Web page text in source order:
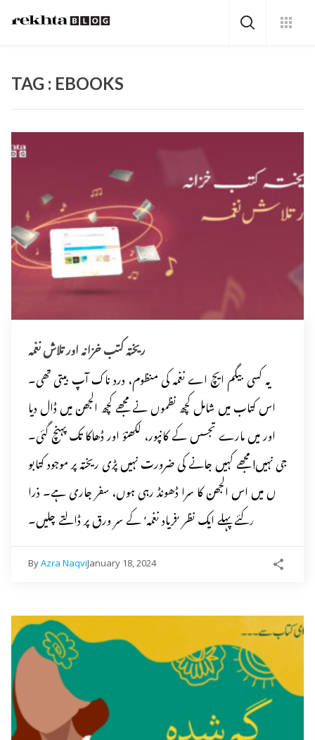
TAG : EBOOKS
ریختہ کتب خزانہ اور تلاش نغمہ
یہ کسی بیگم ایچ اے نغمہ کی منظوم، درد ناک آپ بیتی تھی۔
اس کتاب میں شامل کچھ نظموں نے مجھے کچھ الجھن میں ڈال دیا
اور میں مارے تجسس کے کانپور، لکھنؤ اور ڈھاکا تک پہنچ گئی۔
جی نہیں! مجھے کہیں جانے کی ضرورت نہیں پڑی ریختہ پر موجود کتابو
ں میں اس الجھن کا سرا ڈھونڈ رہی ہوں، سفر جاری ہے۔ ذرا
رکئے پہلے ایک نظر ’فریاد نغمہ‘ کے سر ورق پر ڈالتے چلیں۔
ByAzra NaqviJanuary 18, 2024